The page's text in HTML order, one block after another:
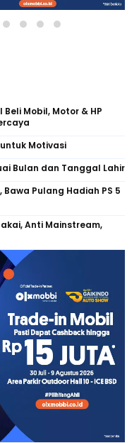
Beli Mobil, Motor & HP
Motivasi
Bulan dan Tanggal Lahir
Bawa Pulang Hadiah PS 5
Anti Mainstream,